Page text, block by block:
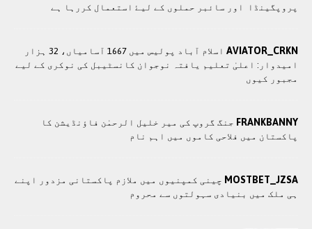
پروپگينڈا اور سائبر حملوں کے ليۓ استعمال کررہا ہے
AVIATOR_CRKN
اسلام آباد پولیس میں 1667 آسامیاں، 32 ہزار
امیدوار: اعلیٰ تعلیم یافتہ نوجوان کانسٹیبل کی نوکری کے لیے
مجبور کیوں
FRANKBANNY جنگ گروپ کی میر خلیل الرحمٰن فاؤنڈیشن کا
پاکستان میں فلاحی کاموں ميں اہم نام
MOSTBET_JZSA چينی کمپنيوں ميں ملازم پاکستانی مزدور اپنے
ہی ملک ميں بنيادی سہولتوں سے محروم